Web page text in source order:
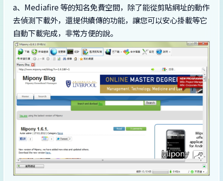
a、Mediafire 等的知名免費空間，除了能從剪貼網址的動作
去偵測下載外，還提供續傳的功能，讓您可以安心掛載等它
自動下載完成，非常方便的說。